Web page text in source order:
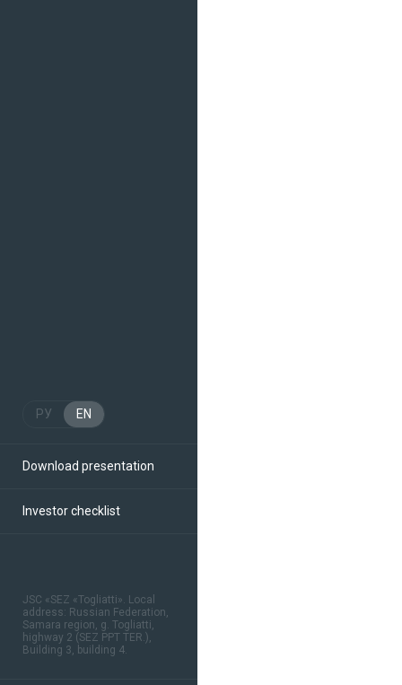
РУ EN
Download presentation
Investor checklist
JSC «SEZ «Togliatti». Local
address: Russian Federation,
Samara region, g. Togliatti,
highway 2 (SEZ PPT TER.),
Building 3, building 4.